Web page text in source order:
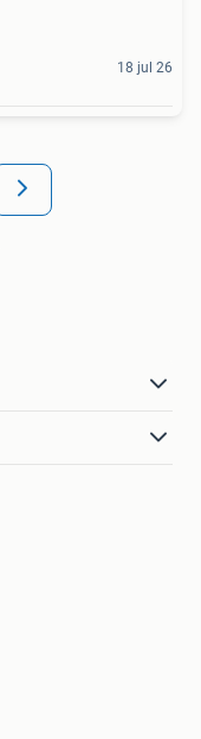
18 jul 26